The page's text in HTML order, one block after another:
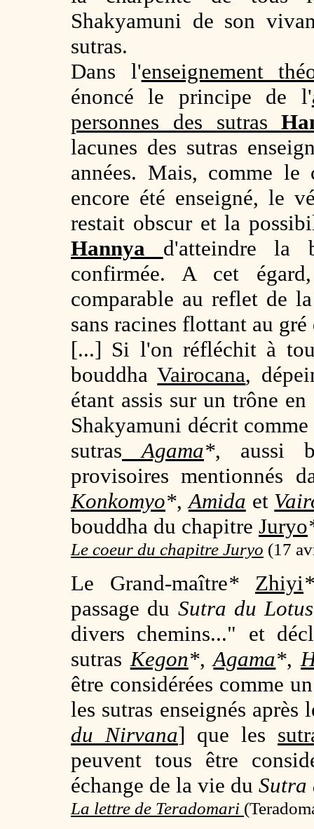
Shakyamuni de son
sutras.
Dans l'enseignement
énoncé le principe de l'
personnes des sutras
lacunes des sutras
années. Mais, comme
encore été enseigné, le
restait obscur et la
Hannya
d'atteindre la
confirmée. A cet
comparable au reflet de
sans racines flottant au gré
[...] Si l'on réfléchit à
bouddhaVairocana,
étant assis sur un trône
Shakyamuni décrit
sutras
Agama*, aussi
provisoires mentionnés
Konkomyo*,Amida et
bouddha du chapitre Juryo
Le coeur du chapitre Juryo (17
Le Grand-maître* Zhiyi*
passage du Sutra du
divers chemins..." et
sutrasKegon*,Agama*,
être considérées comme
les sutras enseignés après
du Nirvana] que les
peuvent tous être
échange de la vie du Sutra
La lettre de Teradomari (